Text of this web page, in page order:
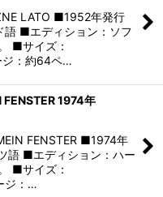
LATO ■1952年発行
■エディション：ソフ
■サイズ：
：約64ペ…
FENSTER 1974年
FENSTER ■1974年
語 ■エディション：ハー
■サイズ：
ジ：…